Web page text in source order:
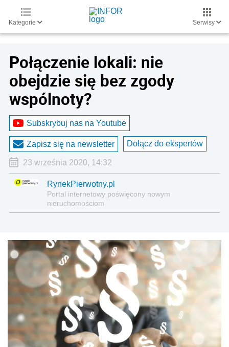
Kategorie Serwisy
Połączenie lokali: nie
obejdzie się bez zgody
wspólnoty?
Subskrybuj nas na Youtube
Zapisz się na newsletter Dołącz do ekspertów
23 września 2020, 14:32
RynekPierwotny.pl
Portal internetowy poświęcony nowym
nieruchomościom